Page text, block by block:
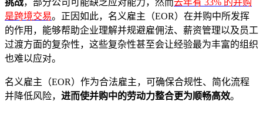
是跨境交易。正因如此，名义雇主（EOR）在并购中所发挥
的作用，能够帮助企业理解并规避雇佣法、薪资管理以及员工
过渡方面的复杂性，这些复杂性甚至会让经验最为丰富的组织
也难以应对。
名义雇主（EOR）作为合法雇主，可确保合规性、简化流程
并降低风险， 进而使并购中的劳动力整合更为顺畅高效。